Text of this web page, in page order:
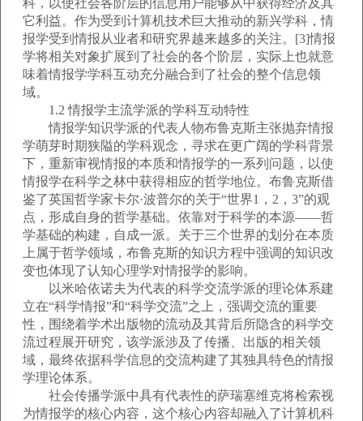
科，以使社会各阶层的信息用户能够从中获得经济及其
它利益。作为受到计算机技术巨大推动的新兴学科，情
报学受到情报从业者和研究界越来越多的关注。[3]情报
学将相关对象扩展到了社会的各个阶层，实际上也就意
味着情报学学科互动充分融合到了社会的整个信息领
域。
1.2 情报学主流学派的学科互动特性
情报学知识学派的代表人物布鲁克斯主张抛弃情报
学萌芽时期狭隘的学科观念，寻求在更广阔的学科背景
下，重新审视情报的本质和情报学的一系列问题，以使
情报学在科学之林中获得相应的哲学地位。布鲁克斯借
鉴了英国哲学家卡尔·波普尔的关于“世界1，2，3”的观
点，形成自身的哲学基础。依靠对于科学的本源——哲
学基础的构建，自成一派。关于三个世界的划分在本质
上属于哲学领域，布鲁克斯的知识方程中强调的知识改
变也体现了认知心理学对情报学的影响。
以米哈依诺夫为代表的科学交流学派的理论体系建
立在“科学情报”和“科学交流”之上，强调交流的重要
性，围绕着学术出版物的流动及其背后所隐含的科学交
流过程展开研究，该学派涉及了传播、出版的相关领
域，最终依据科学信息的交流构建了其独具特色的情报
学理论体系。
社会传播学派中具有代表性的萨瑞塞维克将检索视
为情报学的核心内容，这个核心内容却融入了计算机科